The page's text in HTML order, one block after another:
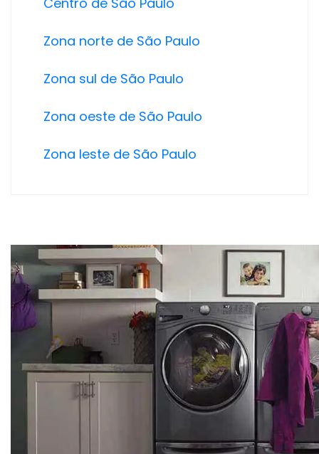
Zona norte de São Paulo
Zona sul de São Paulo
Zona oeste de São Paulo
Zona leste de São Paulo